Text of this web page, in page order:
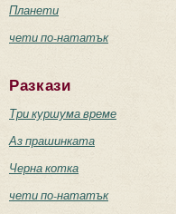
Планети
чети по-нататък
Разкази
Три куршума време
Аз прашинката
Черна котка
чети по-нататък